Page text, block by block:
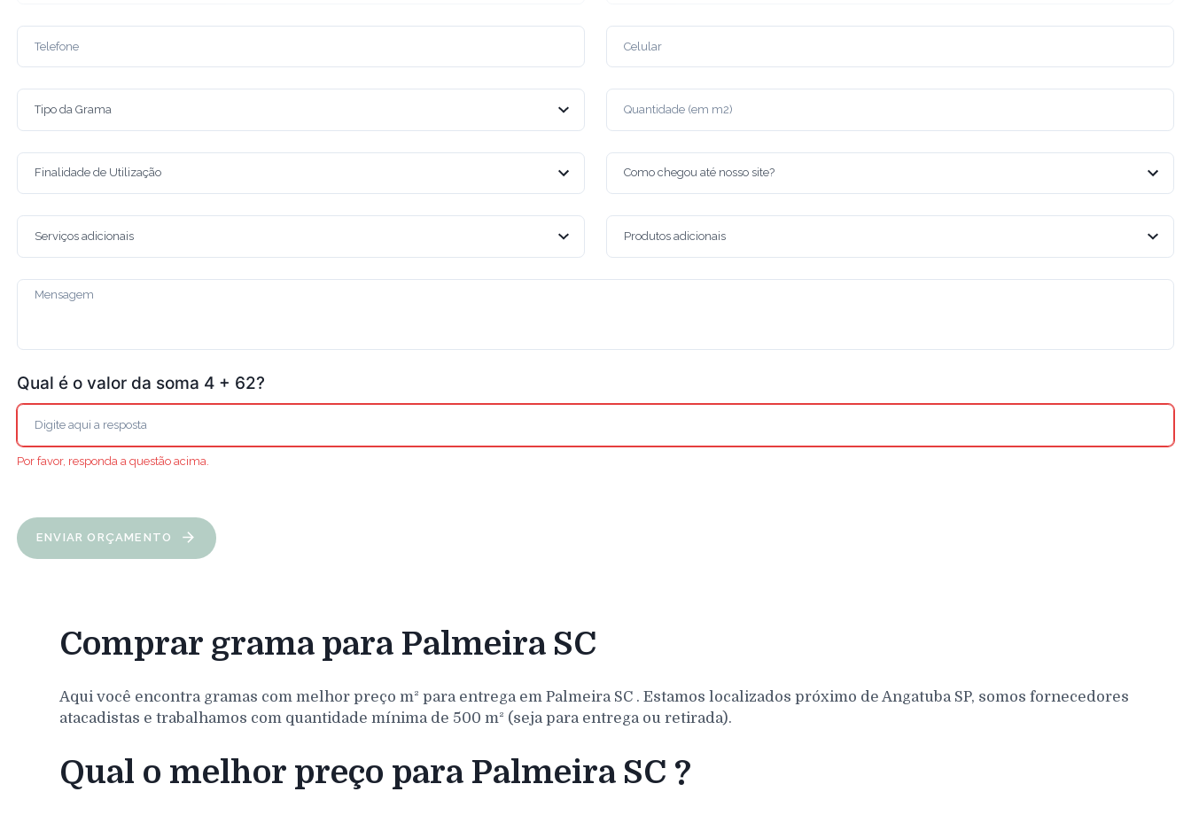
Qual é o valor da soma 4 + 62?
Por favor, responda a questão acima.
ENVIAR ORÇAMENTO
Comprar grama para Palmeira SC
Aqui você encontra gramas com melhor preço m² para entrega em Palmeira SC . Estamos localizados próximo de Angatuba SP, somos fornecedores
atacadistas e trabalhamos com quantidade mínima de 500 m² (seja para entrega ou retirada).
Qual o melhor preço para Palmeira SC ?